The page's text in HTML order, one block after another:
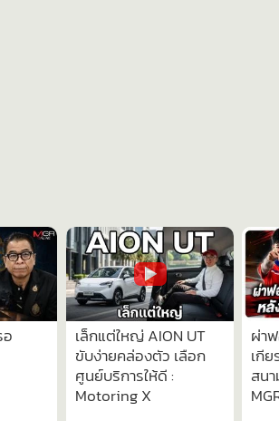
เล็กแต่ใหญ่ AION UT
ขับง่ายคล่องตัว เลือก
ศูนย์บริการให้ดี :
Motoring X
ผ่า
เกี
สน